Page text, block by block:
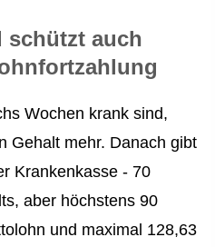
schützt auch
Wochen krank sind,
Gehalt mehr. Danach gibt
Krankenkasse - 70
aber höchstens 90
und maximal 128,63